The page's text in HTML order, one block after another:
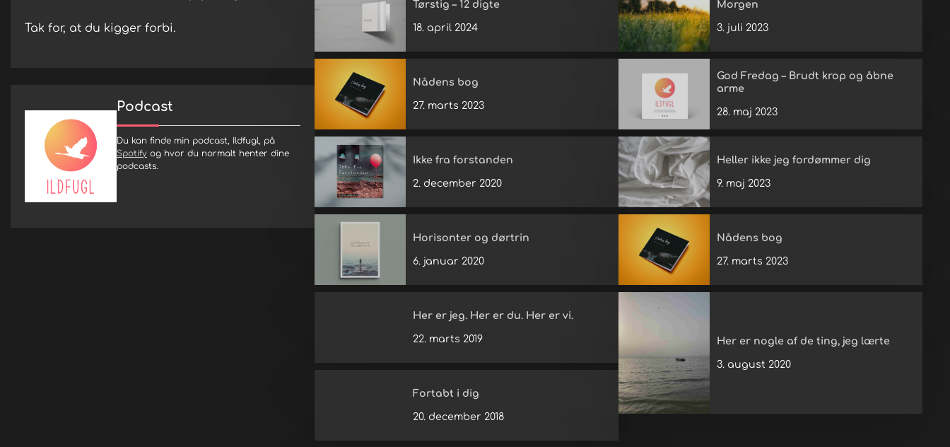
Tak for, at du kigger forbi.
Podcast
Du kan finde min podcast, Ildfugl, på
Spotifyog hvor du normalt henter dine
podcasts.
Tørstig – 12 digte
18. april 2024
Nådens bog
27. marts 2023
Ikke fra forstanden
2. december 2020
Horisonter og dørtrin
6. januar 2020
Her er jeg. Her er du. Her er vi.
22. marts 2019
Fortabt i dig
20. december 2018
Morgen
3. juli 2023
God Fredag – Brudt krop og åbne
arme
28. maj 2023
Heller ikke jeg fordømmer dig
9. maj 2023
Nådens bog
27. marts 2023
Her er nogle af de ting, jeg lærte
3. august 2020